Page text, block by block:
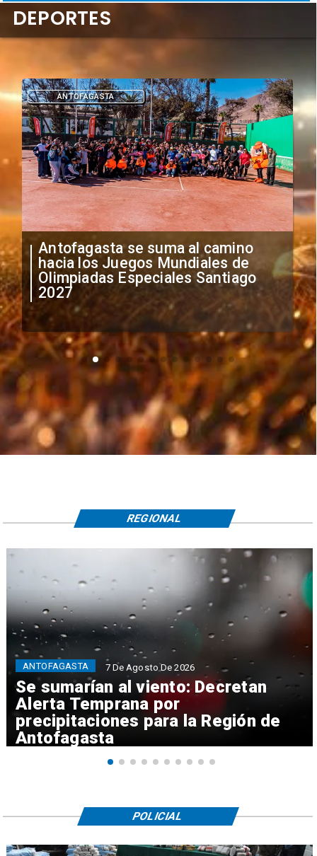
"Falta de profesionalismo": Sifup
anuncia medidas por situación
irregular de futbolistas
extranjeros
DEPORTES
DEPORTES
Se sumarían al viento: Decretan
Alerta Temprana por
precipitaciones para la Región de
Antofagasta
ANTOFAGASTA 7 De Agosto De 2026
REGIONAL
POLICIAL